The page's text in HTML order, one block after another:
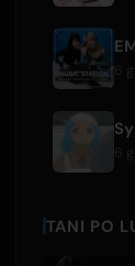
TANI PO